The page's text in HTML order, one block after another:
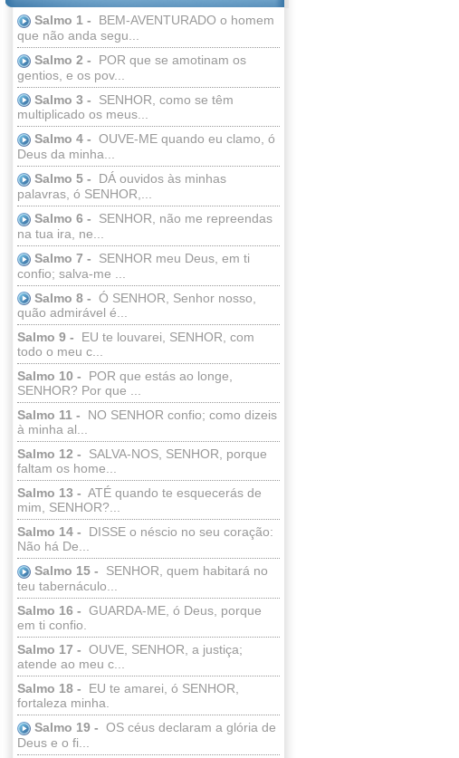
Salmo 1 -
BEM-AVENTURADO o homem
que não anda segu...
Salmo 2 -
POR que se amotinam os
gentios, e os pov...
Salmo 3 -
SENHOR, como se têm
multiplicado os meus...
Salmo 4 - OUVE-ME quando eu clamo, ó
Deus da minha...
Salmo 5 -
DÁ ouvidos às minhas
palavras, ó SENHOR,...
Salmo 6 -
SENHOR, não me repreendas
na tua ira, ne...
Salmo 7 -
SENHOR meu Deus, em ti
confio; salva-me ...
Salmo 8 - Ó SENHOR, Senhor nosso,
quão admirável é...
Salmo 9 -
EU te louvarei, SENHOR, com
todo o meu c...
Salmo 10 -
POR que estás ao longe,
SENHOR? Por que ...
Salmo 11 -
NO SENHOR confio; como dizeis
à minha al...
Salmo 12 -
SALVA-NOS, SENHOR, porque
faltam os home...
Salmo 13 - ATÉ quando te esquecerás de
mim, SENHOR?...
Salmo 14 -
DISSE o néscio no seu coração:
Não há De...
Salmo 15 -
SENHOR, quem habitará no
teu tabernáculo...
Salmo 16 - GUARDA-ME, ó Deus, porque
em ti confio.
Salmo 17 - OUVE, SENHOR, a justiça;
atende ao meu c...
Salmo 18 -
EU te amarei, ó SENHOR,
fortaleza minha.
Salmo 19 - OS céus declaram a glória de
Deus e o fi...